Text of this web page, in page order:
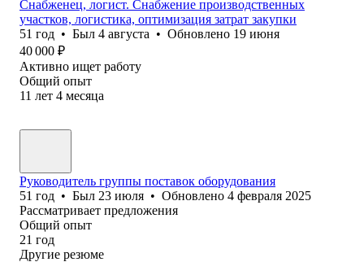
Снабженец, логист. Снабжение производственных
участков, логистика, оптимизация затрат закупки
51 год • Был 4 августа • Обновлено 19 июня
40 000 ₽
Активно ищет работу
Общий опыт
11 лет 4 месяца
Руководитель группы поставок оборудования
51 год • Был 23 июля • Обновлено 4 февраля 2025
Рассматривает предложения
Общий опыт
21 год
Другие резюме